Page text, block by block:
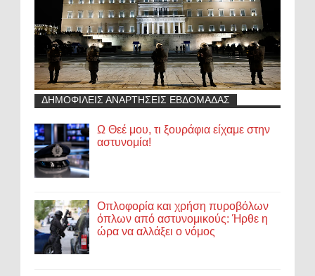
ΔΗΜΟΦΙΛΕΙΣ ΑΝΑΡΤΗΣΕΙΣ ΕΒΔΟΜΑΔΑΣ
Ω Θεέ μου, τι ξουράφια είχαμε στην
αστυνομία!
Οπλοφορία και χρήση πυροβόλων
όπλων από αστυνομικούς: Ήρθε η
ώρα να αλλάξει ο νόμος